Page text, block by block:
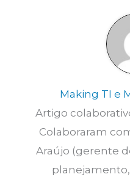
Making TI e
Artigo
Colaboraram
Araújo (gerente